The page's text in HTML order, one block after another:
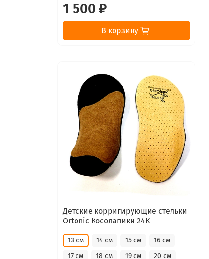
1 500 ₽
В корзину
Детские корригирующие стельки
Ortonic Косолапики 24К
13 см 14 см 15 см
16 см
17 см
18 см 19 см
20 см